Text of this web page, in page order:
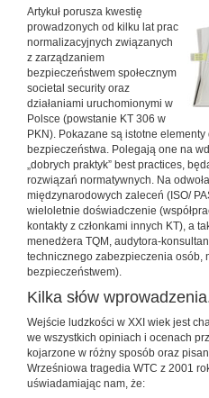
Artykuł porusza kwestię
prowadzonych od kilku lat prac
normalizacyjnych związanych
z zarządzaniem
bezpieczeństwem społecznym
societal security oraz
działaniami uruchomionymi w
Polsce (powstanie KT 306 w
PKN). Pokazane są istotne
bezpieczeństwa. Polegają one na
„dobrych praktyk” best practices,
rozwiązań normatywnych. Na
międzynarodowych zaleceń (ISO/
wieloletnie doświadczenie
kontakty z członkami innych KT), a
menedżera TQM, audytora-
technicznego zabezpieczenia osób,
bezpieczeństwem).
Kilka słów
Wejście ludzkości w XXI wiek jest
we wszystkich opiniach i ocenach
kojarzone w różny sposób oraz
Wrześniowa tragedia WTC z 2001
uświadamiając nam, że: